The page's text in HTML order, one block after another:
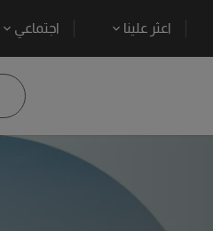
اعثر علينا اجتماعي